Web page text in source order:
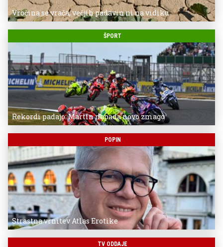
Vročina se vrača, večjih padavin ni na vidiku
ŠPORT
Rekordi padajo: Martin napada novo zmago
POPIN
Strastna vrnitev Atlas Erotike
TV ODDAJE